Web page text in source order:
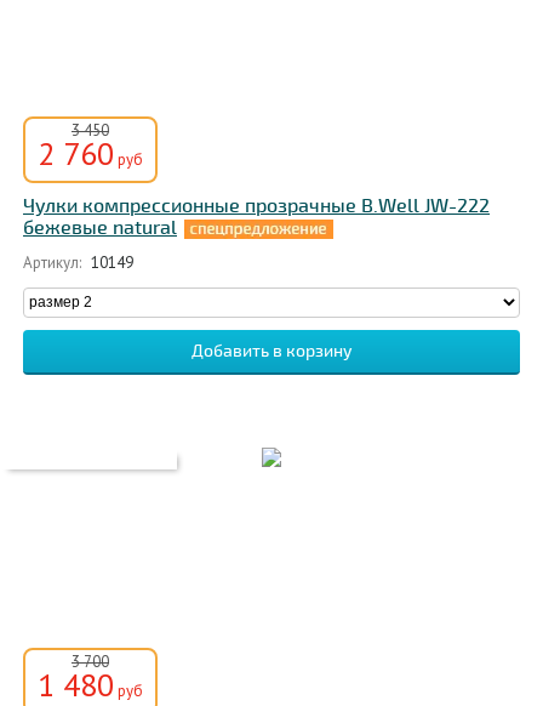
3 450
2 760 руб
Чулки компрессионные прозрачные B.Well JW-222
бежевые natural
Артикул: 10149
3 700
1 480 руб